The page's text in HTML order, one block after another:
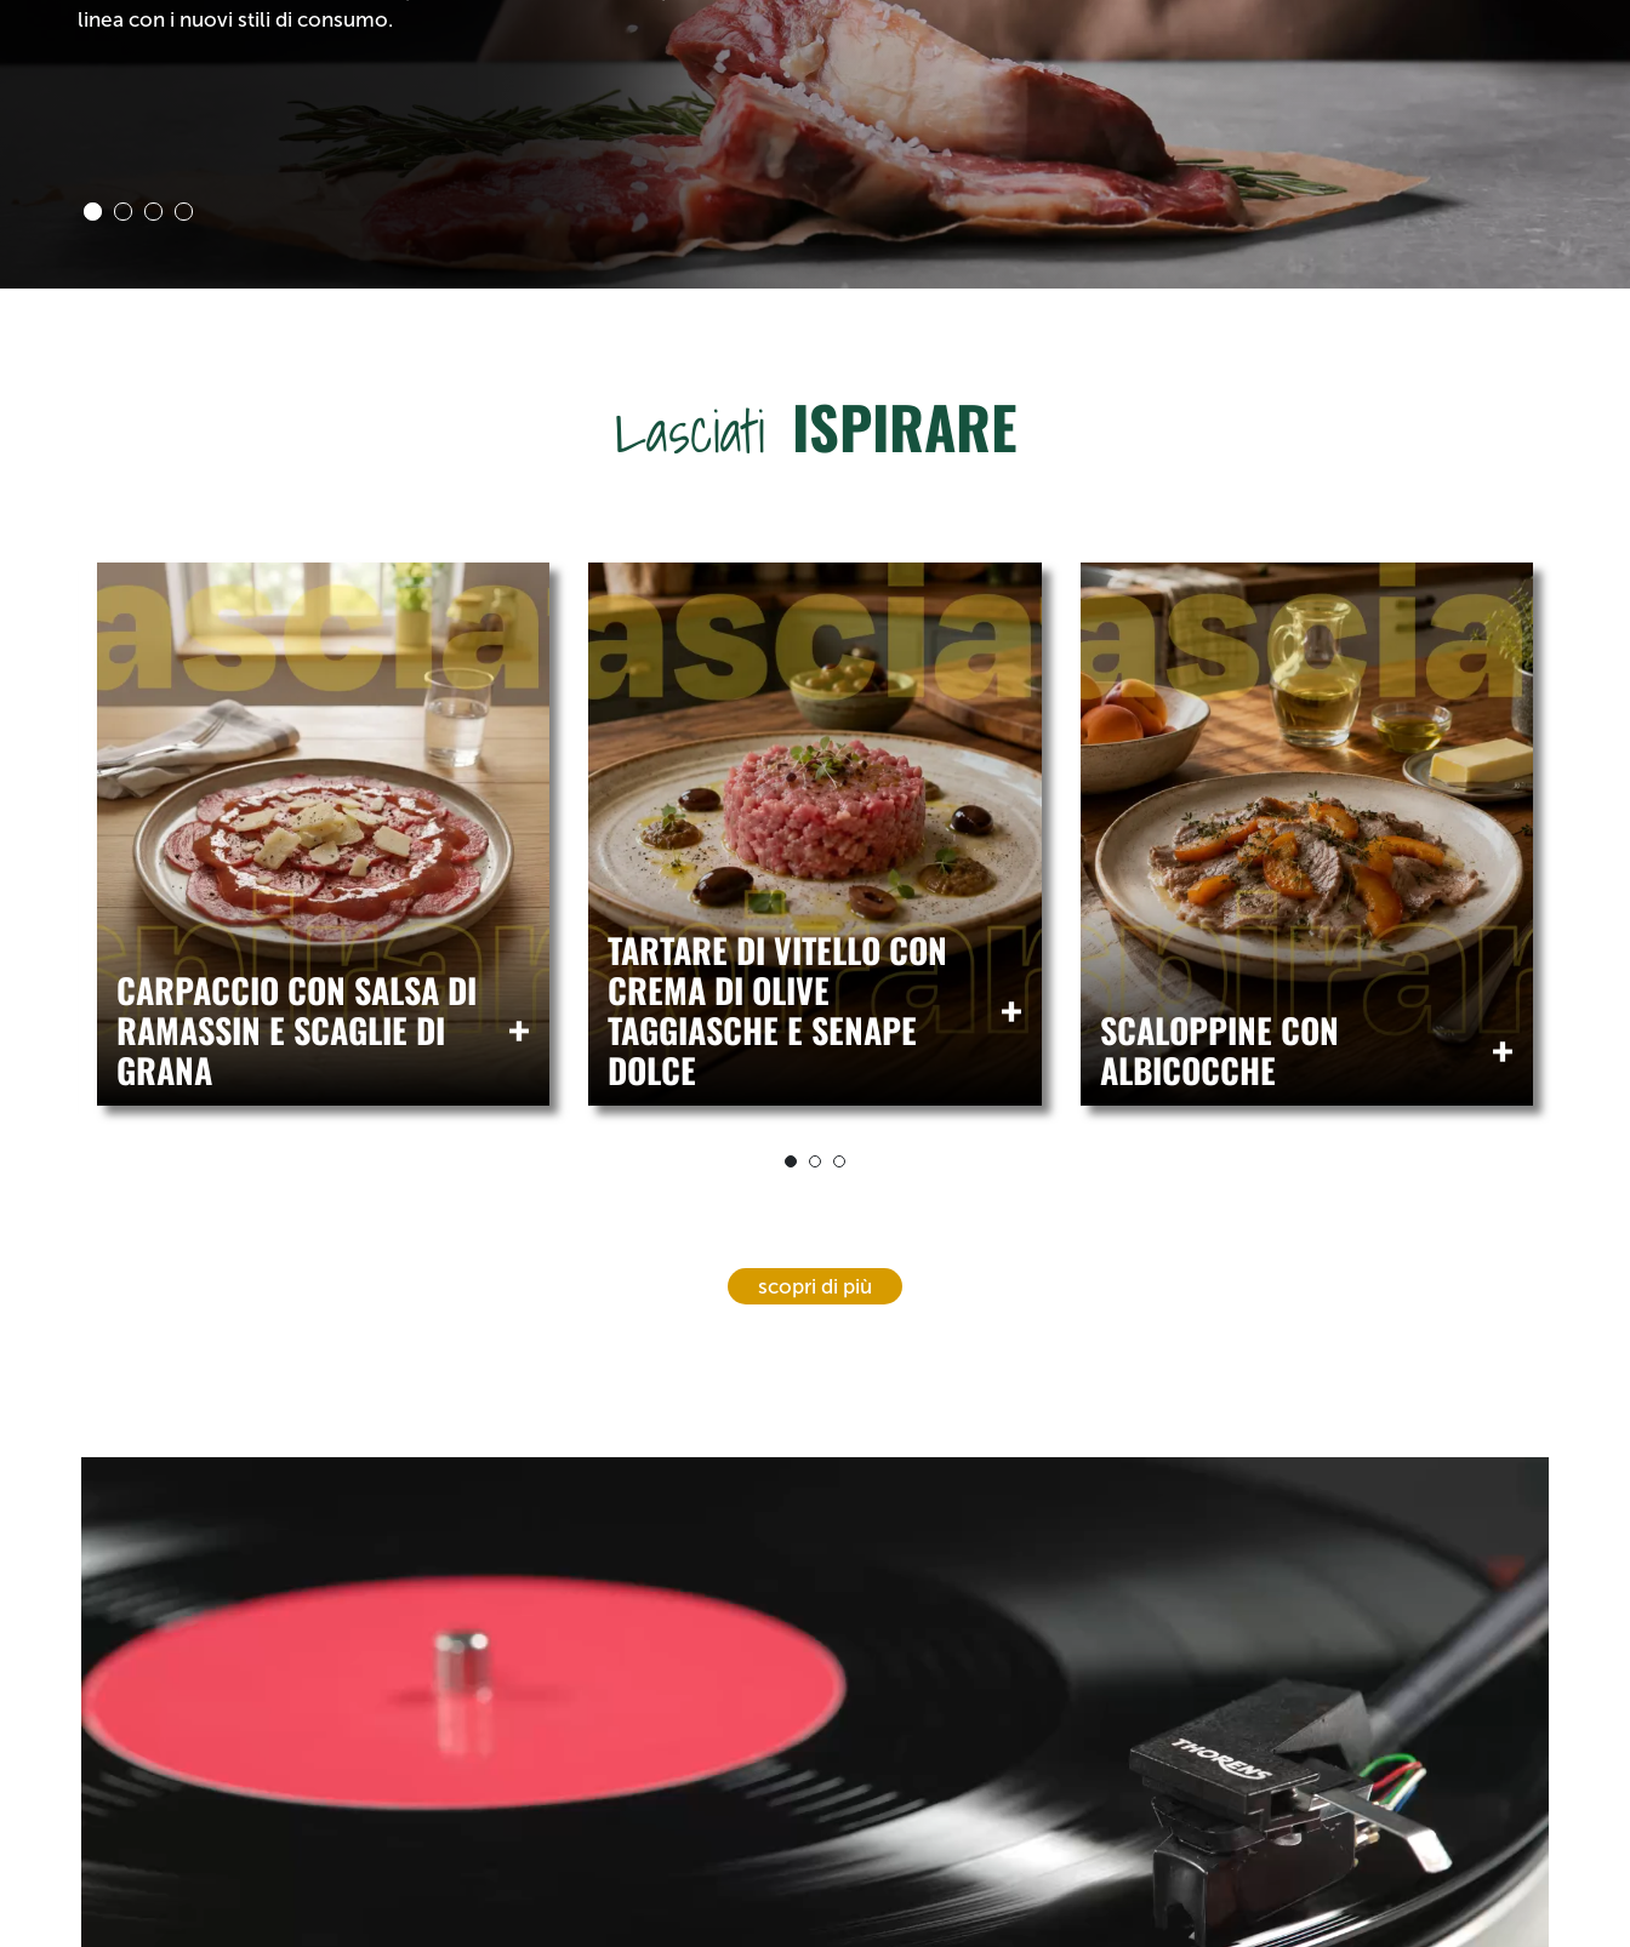
linea con i nuovi stili di consumo.
Lasciati ISPIRARE
CARPACCIO CON SALSA DI
RAMASSIN E SCAGLIE DI
GRANA
+
TARTARE DI VITELLO CON
CREMA DI OLIVE
TAGGIASCHE E SENAPE
DOLCE
+
SCALOPPINE CON
ALBICOCCHE
+
scopri di più